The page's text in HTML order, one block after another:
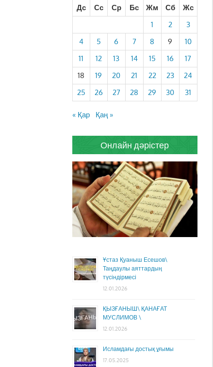
Дс
Сс Ср Бс Жм Сб
Жс
1
2
3
4
5 6 7 8 9
10
11
12 13 14 15 16
17
18
19 20 21 22 23
24
25
26 27 28 29 30 31
« Қар Қаң »
Онлайн дәрістер
Ұстаз Қуаныш Есешов\
Таңдаулы аяттардың
түсіндірмесі
12.01.2026
ҚЫЗҒАНЫШ\ ҚАНАҒАТ
МУСЛИМОВ \
12.01.2026
Исламдағы достық ұғымы
17.05.2025